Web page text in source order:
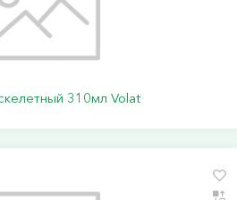
310мл Volat